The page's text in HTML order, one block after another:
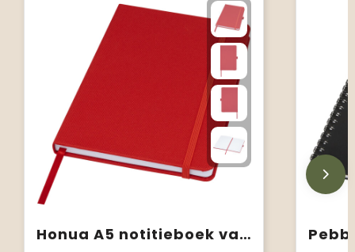
Honua A5 notitieboek van gerecycled papier met gerecyclede PET cover